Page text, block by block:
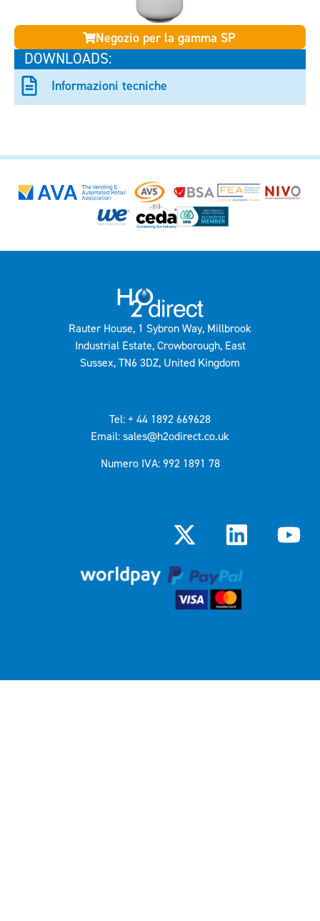
Negozio per la gamma SP
DOWNLOADS:
Informazioni tecniche
Rauter House, 1 Sybron Way, Millbrook
Industrial Estate, Crowborough, East
Sussex, TN6 3DZ, United Kingdom
Tel: + 44 1892 669628
Email: sales@h2odirect.co.uk
Numero IVA: 992 1891 78